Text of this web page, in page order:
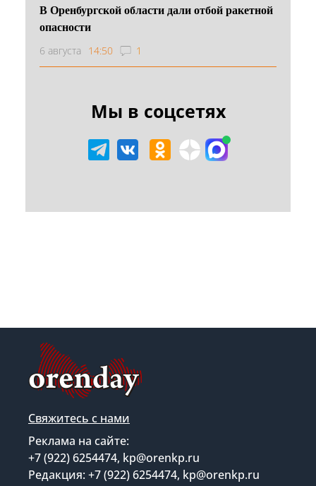
В Оренбургской области дали отбой ракетной
опасности
6 августа 14:50 1
Мы в соцсетях
Свяжитесь с нами
Реклама на сайте:
+7 (922) 6254474, kp@orenkp.ru
Редакция: +7 (922) 6254474, kp@orenkp.ru